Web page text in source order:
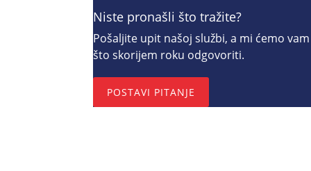
Niste pronašli što tražite?
Pošaljite upit našoj službi, a mi ćemo
što skorijem roku odgovoriti.
POSTAVI PITANJE